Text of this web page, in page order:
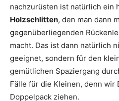
nachzurüsten ist natürlich ein
Holzschlitten, den man dann
gegenüberliegenden
macht. Das ist dann natürlich
geeignet, sondern für den
gemütlichen Spaziergang
Fälle für die Kleinen, denn wir
Doppelpack ziehen.